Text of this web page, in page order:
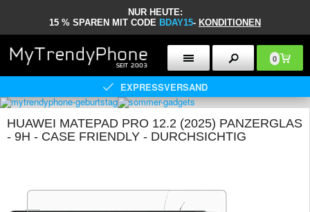
NUR HEUTE:
15 % SPAREN MIT CODE BDAY15- KONDITIONEN
0
EXPRESSVERSAND
HUAWEI MATEPAD PRO 12.2 (2025) PANZERGLAS
- 9H - CASE FRIENDLY - DURCHSICHTIG